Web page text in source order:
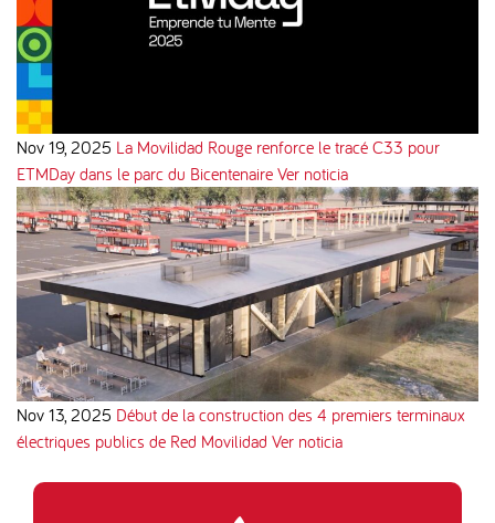
Nov 19, 2025 La Movilidad Rouge renforce le tracé C33 pour
ETMDay dans le parc du Bicentenaire Ver noticia
Nov 13, 2025 Début de la construction des 4 premiers terminaux
électriques publics de Red Movilidad Ver noticia